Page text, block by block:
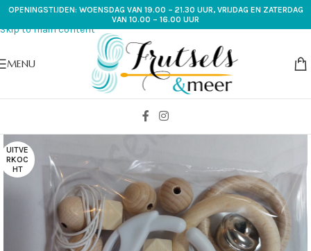
Skip to navigation
Skip to main content
OPENINGSTIJDEN: WOENSDAG VAN 19.00 – 21.30 UUR, VRIJDAG EN ZATERDAG
VAN 10.00 – 16.00 UUR
MENU
UITVE
RKOC
HT